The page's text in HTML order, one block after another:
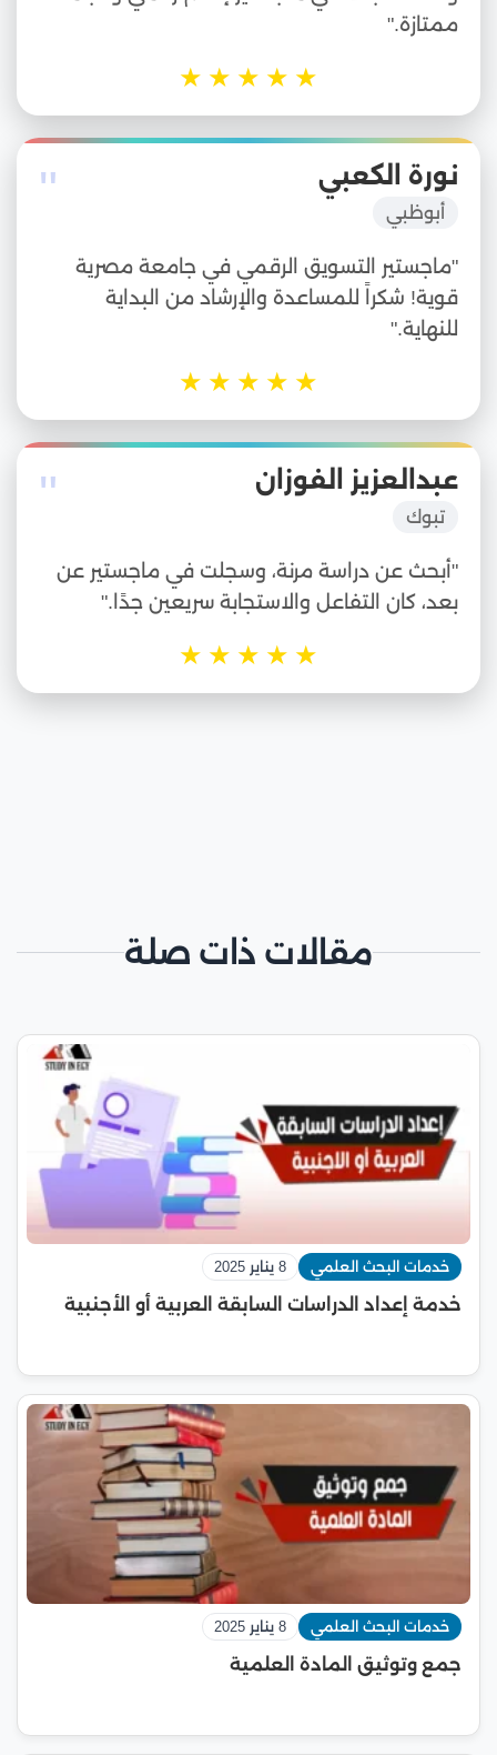
ممتازة."
★
★
★
★
★
" نورة الكعبي
أبوظبي
"ماجستير التسويق الرقمي في جامعة مصرية
قوية! شكراً للمساعدة والإرشاد من البداية
للنهاية."
★
★
★
★
★
" عبدالعزيز الفوزان
تبوك
"أبحث عن دراسة مرنة، وسجلت في ماجستير عن
بعد، كان التفاعل والاستجابة سريعين جدًا."
★
★
★
★
★
مقالات ذات صلة
خدمات البحث العلمي 8 يناير 2025
خدمة إعداد الدراسات السابقة العربية أو الأجنبية
خدمات البحث العلمي 8 يناير 2025
جمع وتوثيق المادة العلمية